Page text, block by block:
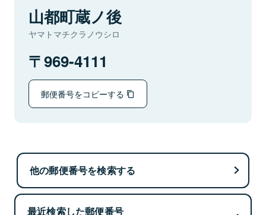
山都町蔵ノ後
ヤマトマチクラノウシロ
969-4111
郵便番号をコピーする
他の郵便番号を検索する
最近検索した郵便番号